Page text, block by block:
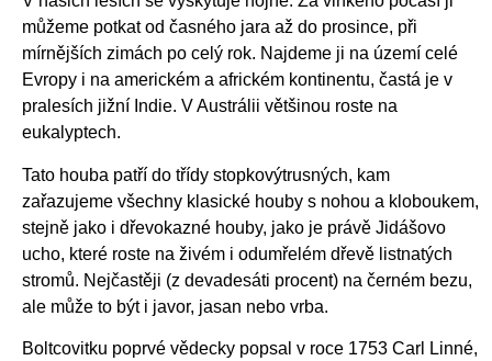
můžeme potkat od časného jara až do prosince, při
mírnějších zimách po celý rok. Najdeme ji na území celé
Evropy i na americkém a africkém kontinentu, častá je v
pralesích jižní Indie. V Austrálii většinou roste na
eukalyptech.
Tato houba patří do třídy stopkovýtrusných, kam
zařazujeme všechny klasické houby s nohou a kloboukem,
stejně jako i dřevokazné houby, jako je právě Jidášovo
ucho, které roste na živém i odumřelém dřevě listnatých
stromů. Nejčastěji (z devadesáti procent) na černém bezu,
ale může to být i javor, jasan nebo vrba.
Boltcovitku poprvé vědecky popsal v roce 1753 Carl Linné,